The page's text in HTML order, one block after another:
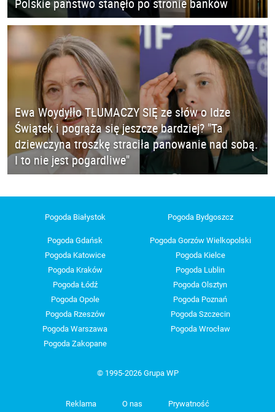
Polskie państwo stanęło po stronie banków
Ewa Woydyłło TŁUMACZY SIĘ ze słów o Idze
Świątek i pogrąża się jeszcze bardziej? "Ta
dziewczyna troszkę straciła panowanie nad sobą.
I to nie jest pogardliwe"
Pogoda Białystok Pogoda Bydgoszcz
Pogoda Gdańsk
Pogoda Gorzów Wielkopolski
Pogoda Katowice
Pogoda Kielce
Pogoda Kraków
Pogoda Lublin
Pogoda Łódź
Pogoda Olsztyn
Pogoda Opole
Pogoda Poznań
Pogoda Rzeszów
Pogoda Szczecin
Pogoda Warszawa
Pogoda Wrocław
Pogoda Zakopane
© 1995-2026 Grupa WP
Reklama O nas Prywatność